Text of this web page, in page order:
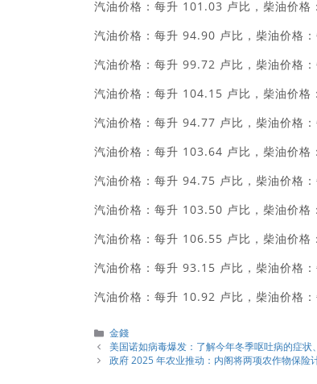
汽油价格：每升 101.03 卢比，柴油价格
汽油价格：每升 94.90 卢比，柴油价格
汽油价格：每升 99.72 卢比，柴油价格
汽油价格：每升 104.15 卢比，柴油价格
汽油价格：每升 94.77 卢比，柴油价格
汽油价格：每升 103.64 卢比，柴油价格
汽油价格：每升 94.75 卢比，柴油价格
汽油价格：每升 103.50 卢比，柴油价格
汽油价格：每升 106.55 卢比，柴油价格
汽油价格：每升 93.15 卢比，柴油价格
汽油价格：每升 10.92 卢比，柴油价格
分
類
金錢
美国诺如病毒爆发：了解今年冬季呕吐病的症状
政府 2025 年农业推动：内阁将两项农作物保